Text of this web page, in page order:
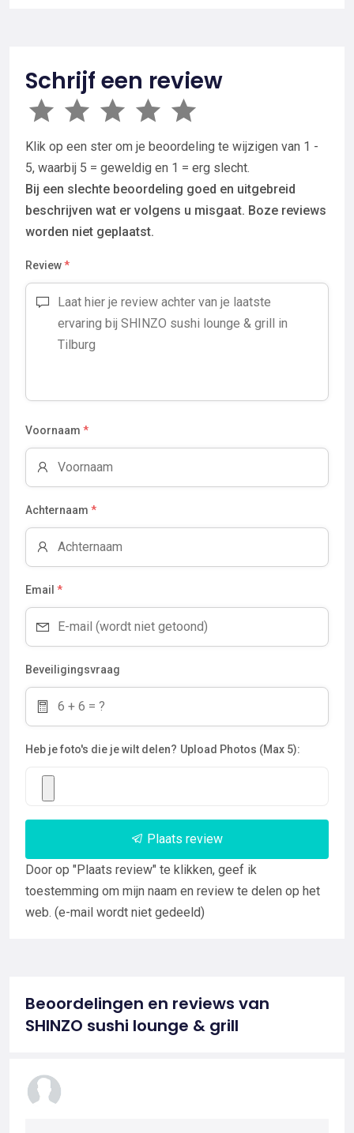
Schrijf een review
Klik op een ster om je beoordeling te wijzigen van 1 -
5, waarbij 5 = geweldig en 1 = erg slecht.
Bij een slechte beoordeling goed en uitgebreid
beschrijven wat er volgens u misgaat. Boze reviews
worden niet geplaatst.
Review*
Voornaam *
Achternaam *
Email *
Beveiligingsvraag
Heb je foto's die je wilt delen? Upload Photos (Max 5):
Plaats review
Door op "Plaats review" te klikken, geef ik
toestemming om mijn naam en review te delen op het
web. (e-mail wordt niet gedeeld)
Beoordelingen en reviews van
SHINZO sushi lounge & grill